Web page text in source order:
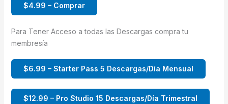
$4.99 – Comprar
Para Tener Acceso a todas las Descargas compra tu
membresía
$6.99 – Starter Pass 5 Descargas/Día Mensual
$12.99 – Pro Studio 15 Descargas/Día Trimestral